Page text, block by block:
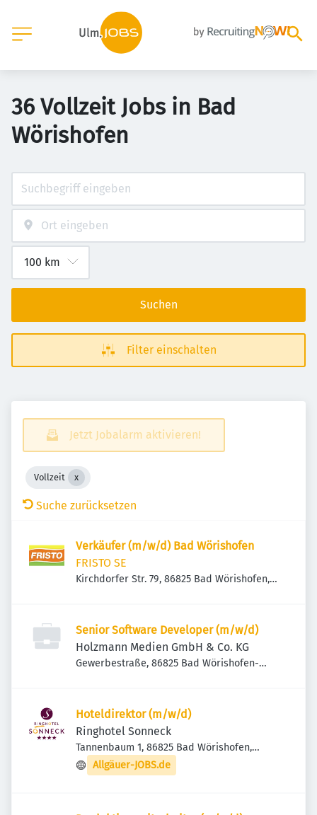
36 Vollzeit Jobs in Bad
Wörishofen
Suchen
Filter einschalten
Jetzt Jobalarm aktivieren!
Vollzeit
Suche zurücksetzen
Verkäufer (m/w/d) Bad Wörishofen
FRISTO SE
Kirchdorfer Str. 79, 86825 Bad Wörishofen,
Senior Software Developer (m/w/d)
Holzmann Medien GmbH & Co. KG
Gewerbestraße, 86825 Bad Wörishofen-
Hoteldirektor (m/w/d)
Ringhotel Sonneck
Tannenbaum 1, 86825 Bad Wörishofen,
Deutschland
Allgäuer-JOBS.de